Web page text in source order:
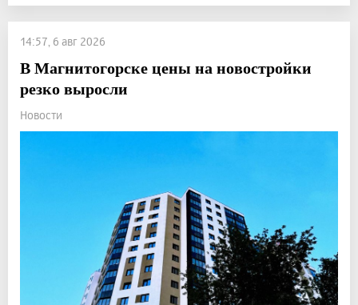
14:57, 6 авг 2026
В Магнитогорске цены на новостройки
резко выросли
Новости